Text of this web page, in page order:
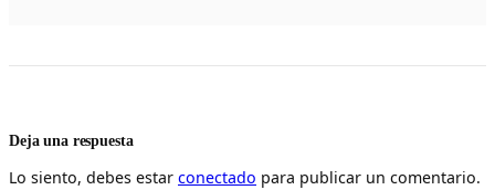
Deja una respuesta
Lo siento, debes estar conectado para publicar un comentario.